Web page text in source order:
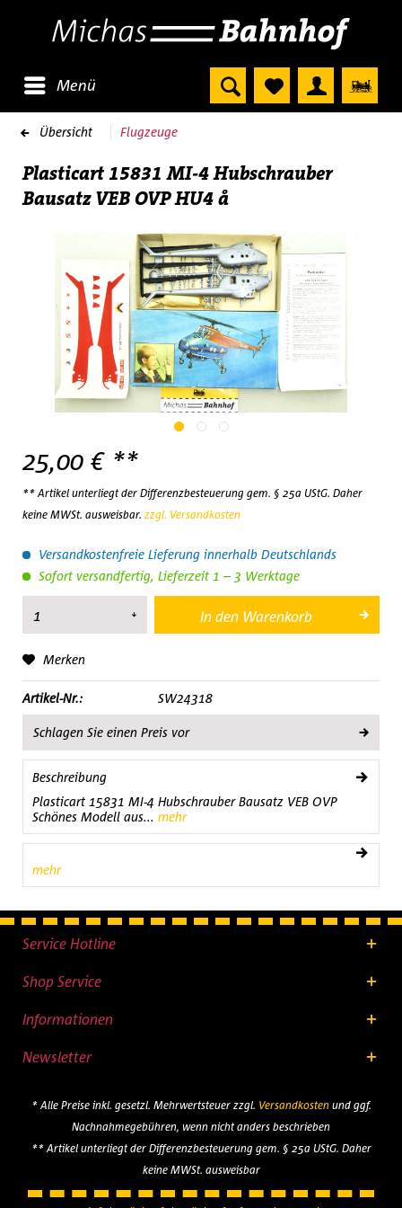
Menü
Übersicht Flugzeuge
Plasticart 15831 MI-4 Hubschrauber
Bausatz VEB OVP HU4 å
25,00 € **
** Artikel unterliegt der Differenzbesteuerung gem. § 25a UStG. Daher
keine MWSt. ausweisbar. zzgl. Versandkosten
Versandkostenfreie Lieferung innerhalb Deutschlands
Sofort versandfertig, Lieferzeit 1 – 3 Werktage
In den Warenkorb
Merken
Artikel-Nr.: SW24318
Schlagen Sie einen Preis vor
Beschreibung
Plasticart 15831 MI-4 Hubschrauber Bausatz VEB OVP
Schönes Modell aus... mehr
mehr
Service Hotline
Shop Service
Informationen
Newsletter
* Alle Preise inkl. gesetzl. Mehrwertsteuer zzgl. Versandkostenund ggf.
Nachnahmegebühren, wenn nicht anders beschrieben
** Artikel unterliegt der Differenzbesteuerung gem. § 25a UStG. Daher
keine MWSt. ausweisbar